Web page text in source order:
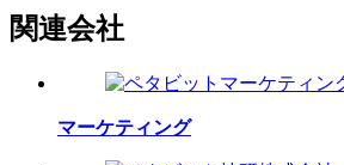
関連会社
マーケティング